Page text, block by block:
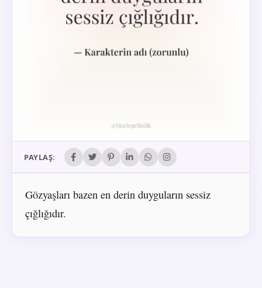
PAYLAŞ:
Gözyaşları bazen en derin duyguların sessiz
çığlığıdır.